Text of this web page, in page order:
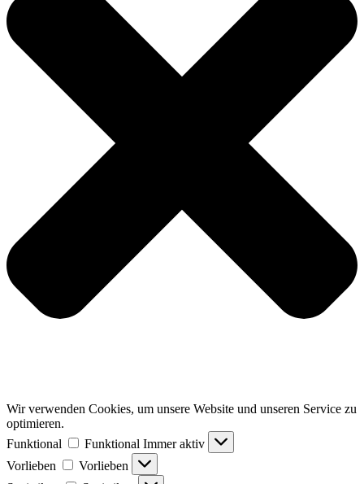
Wir verwenden Cookies, um unsere Website und unseren Service zu
optimieren.
Funktional
Funktional Immer aktiv
Vorlieben
Vorlieben